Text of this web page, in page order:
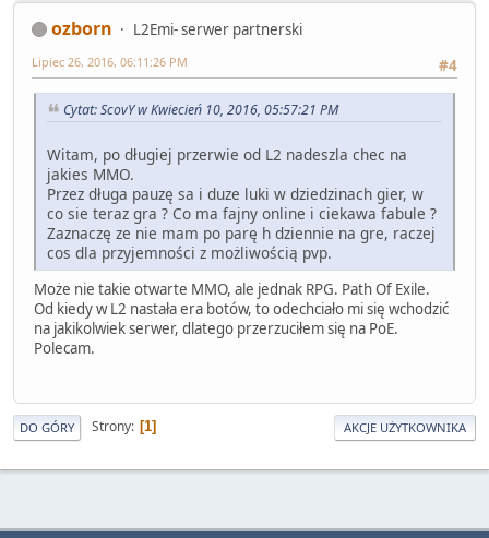
ozborn
L2Emi- serwer partnerski
#4
Lipiec 26, 2016, 06:11:26 PM
Cytat: ScovY w Kwiecień 10, 2016, 05:57:21 PM
Witam, po długiej przerwie od L2 nadeszla chec na
jakies MMO.
Przez długa pauzę sa i duze luki w dziedzinach gier, w
co sie teraz gra ? Co ma fajny online i ciekawa fabule ?
Zaznaczę ze nie mam po parę h dziennie na gre, raczej
cos dla przyjemności z możliwością pvp.
Może nie takie otwarte MMO, ale jednak RPG. Path Of Exile.
Od kiedy w L2 nastała era botów, to odechciało mi się wchodzić
na jakikolwiek serwer, dlatego przerzuciłem się na PoE.
Polecam.
DO GÓRY Strony 1 AKCJE UŻYTKOWNIKA